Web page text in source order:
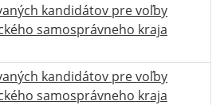
kandidátov pre voľby
samosprávneho kraja
kandidátov pre voľby
samosprávneho kraja